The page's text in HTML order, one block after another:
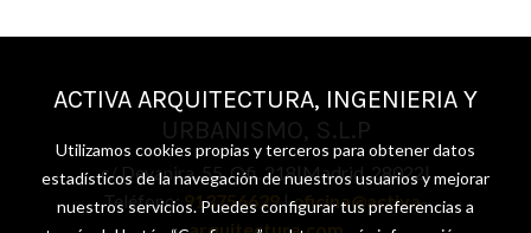
ACTIVA ARQUITECTURA, INGENIERIA Y
URBANISMO, S.L.P
c/ Deyanira, 55. Ofi. 218|Madrid, 28022|
Teléfono:913756629|oficina@activa-
Utilizamos cookies propias y terceros para obtener datos
estadísticos de la navegación de nuestros usuarios y mejorar
nuestros servicios. Puedes configurar tus preferencias a